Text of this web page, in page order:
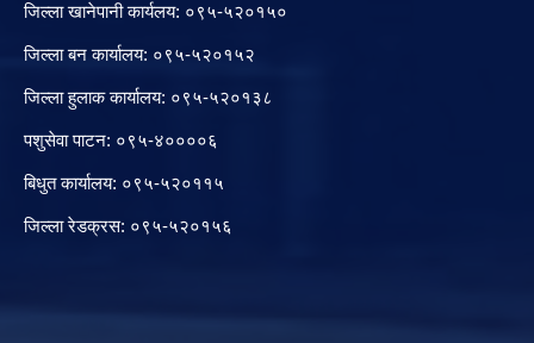
जिल्ला खानेपानी कार्यलय: ०९५-५२०१५०
जिल्ला बन कार्यालय: ०९५-५२०१५२
जिल्ला हुलाक कार्यालय: ०९५-५२०१३८
पशुसेवा पाटन: ०९५-४००००६
बिधुत कार्यालय: ०९५-५२०११५
जिल्ला रेडक्रस: ०९५-५२०१५६